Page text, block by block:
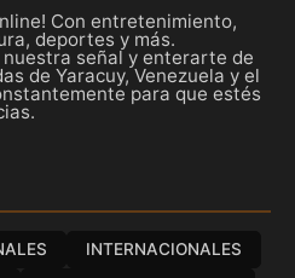
Con entretenimiento,
deportes y más.
señal y enterarte de
de Yaracuy, Venezuela y el
para que estés
INTERNACIONALES